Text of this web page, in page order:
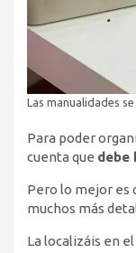
Las manualidades
Para poder
cuenta que debe
Pero lo mejor es
muchos más
La localizáis en